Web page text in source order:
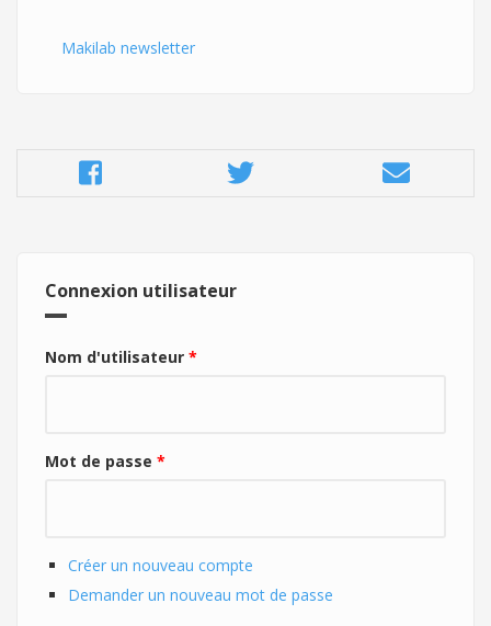
Makilab newsletter
Connexion utilisateur
Nom d'utilisateur *
Mot de passe *
Créer un nouveau compte
Demander un nouveau mot de passe